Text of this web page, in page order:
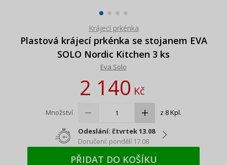
Krájecí prkénka
Plastová krájecí prkénka se stojanem EVA
SOLO Nordic Kitchen 3 ks
Eva Solo
2 140Kč
Množství z 8 Kpl.
Odeslání: čtvrtek 13.08
Doručení: pondělí 17.08
PŘIDAT DO KOŠÍKU